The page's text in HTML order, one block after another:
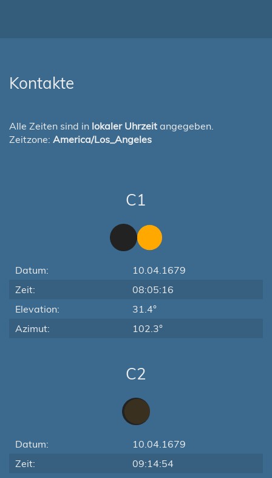
Kontakte
Alle Zeiten sind in lokaler Uhrzeit angegeben.
Zeitzone: America/Los_Angeles
C1
Datum:
10.04.1679
Zeit:
08:05:16
Elevation:
31.4°
Azimut:
102.3°
C2
Datum:
10.04.1679
Zeit:
09:14:54